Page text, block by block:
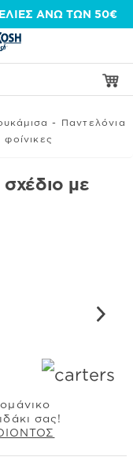
ΑΝΩ ΤΩΝ 50€
- Παντελόνια
με
σας!